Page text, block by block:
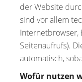
der Website
sind vor allem
Internetbrowser,
Seitenaufrufs).
automatisch,
Wofür nutzen